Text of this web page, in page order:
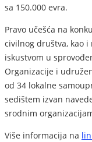
sa 150.000 evra.
Pravo učešća na
civilnog društva, kao i
iskustvom u
Organizacije i
od 34 lokalne
sedištem izvan
srodnim
Više informacija na